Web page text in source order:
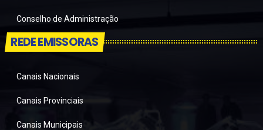
Conselho de Administração
REDE EMISSORAS
Canais Nacionais
Canais Provinciais
Canais Municipais